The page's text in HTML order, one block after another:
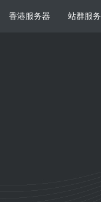
香港服务器 站群服